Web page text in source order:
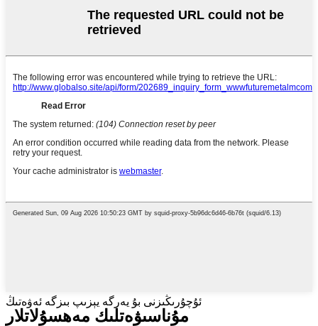
ئۇچۇرىڭىزنى بۇ يەرگە يېزىپ بىزگە ئەۋەتىڭ
مۇناسىۋەتلىك مەھسۇلاتلار